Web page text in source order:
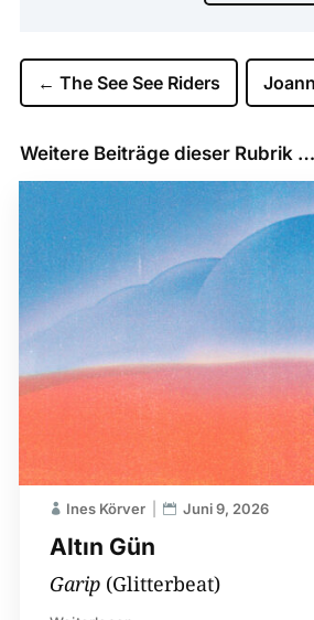
← The See See Riders
Weitere Beiträge dieser Rubrik …
Altın Gün
Ines Körver Juni 9, 2026
Garip(Glitterbeat)